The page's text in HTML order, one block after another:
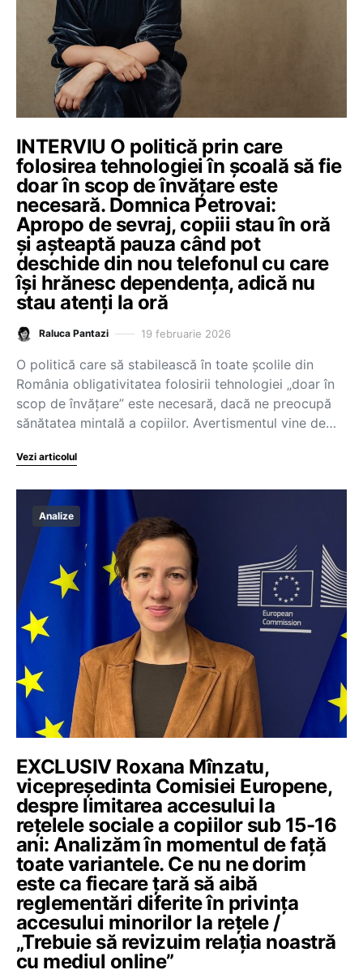
INTERVIU O politică prin care
folosirea tehnologiei în școală să fie
doar în scop de învățare este
necesară. Domnica Petrovai:
Apropo de sevraj, copiii stau în oră
și așteaptă pauza când pot
deschide din nou telefonul cu care
își hrănesc dependența, adică nu
stau atenți la oră
Raluca Pantazi 19 februarie 2026
O politică care să stabilească în toate școlile din
România obligativitatea folosirii tehnologiei „doar în
scop de învățare” este necesară, dacă ne preocupă
sănătatea mintală a copiilor. Avertismentul vine de…
Vezi articolul
Analize
EXCLUSIV Roxana Mînzatu,
vicepreședinta Comisiei Europene,
despre limitarea accesului la
rețelele sociale a copiilor sub 15-16
ani: Analizăm în momentul de față
toate variantele. Ce nu ne dorim
este ca fiecare țară să aibă
reglementări diferite în privința
accesului minorilor la rețele /
„Trebuie să revizuim relația noastră
cu mediul online”